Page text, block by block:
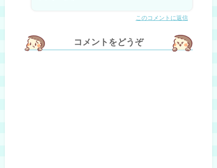
このコメントに返信
コメントをどうぞ